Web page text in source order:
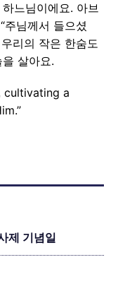
느님이에요. 아브
주님께서 들으셨
리의 작은 한숨도
살아요.
cultivating a
제 기념일